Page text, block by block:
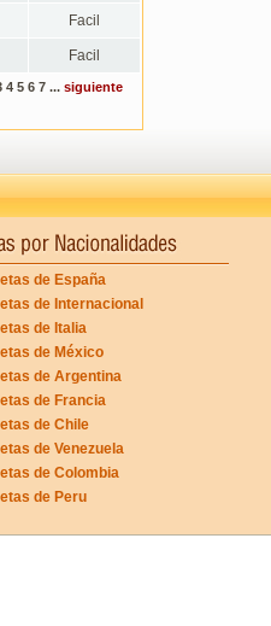
Facil
Facil
4 5 6 7 ... siguiente
de España
de Internacional
de Italia
de México
de Argentina
de Francia
de Chile
de Venezuela
de Colombia
de Peru